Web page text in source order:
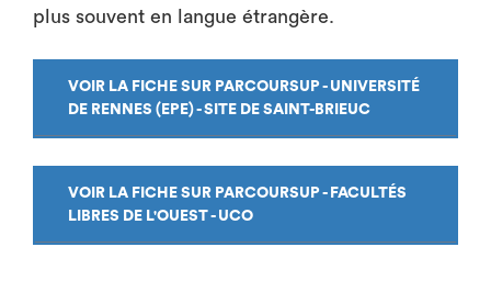
plus souvent en langue étrangère.
VOIR LA FICHE SUR PARCOURSUP - UNIVERSITÉ
DE RENNES (EPE) - SITE DE SAINT-BRIEUC
VOIR LA FICHE SUR PARCOURSUP - FACULTÉS
LIBRES DE L'OUEST - UCO